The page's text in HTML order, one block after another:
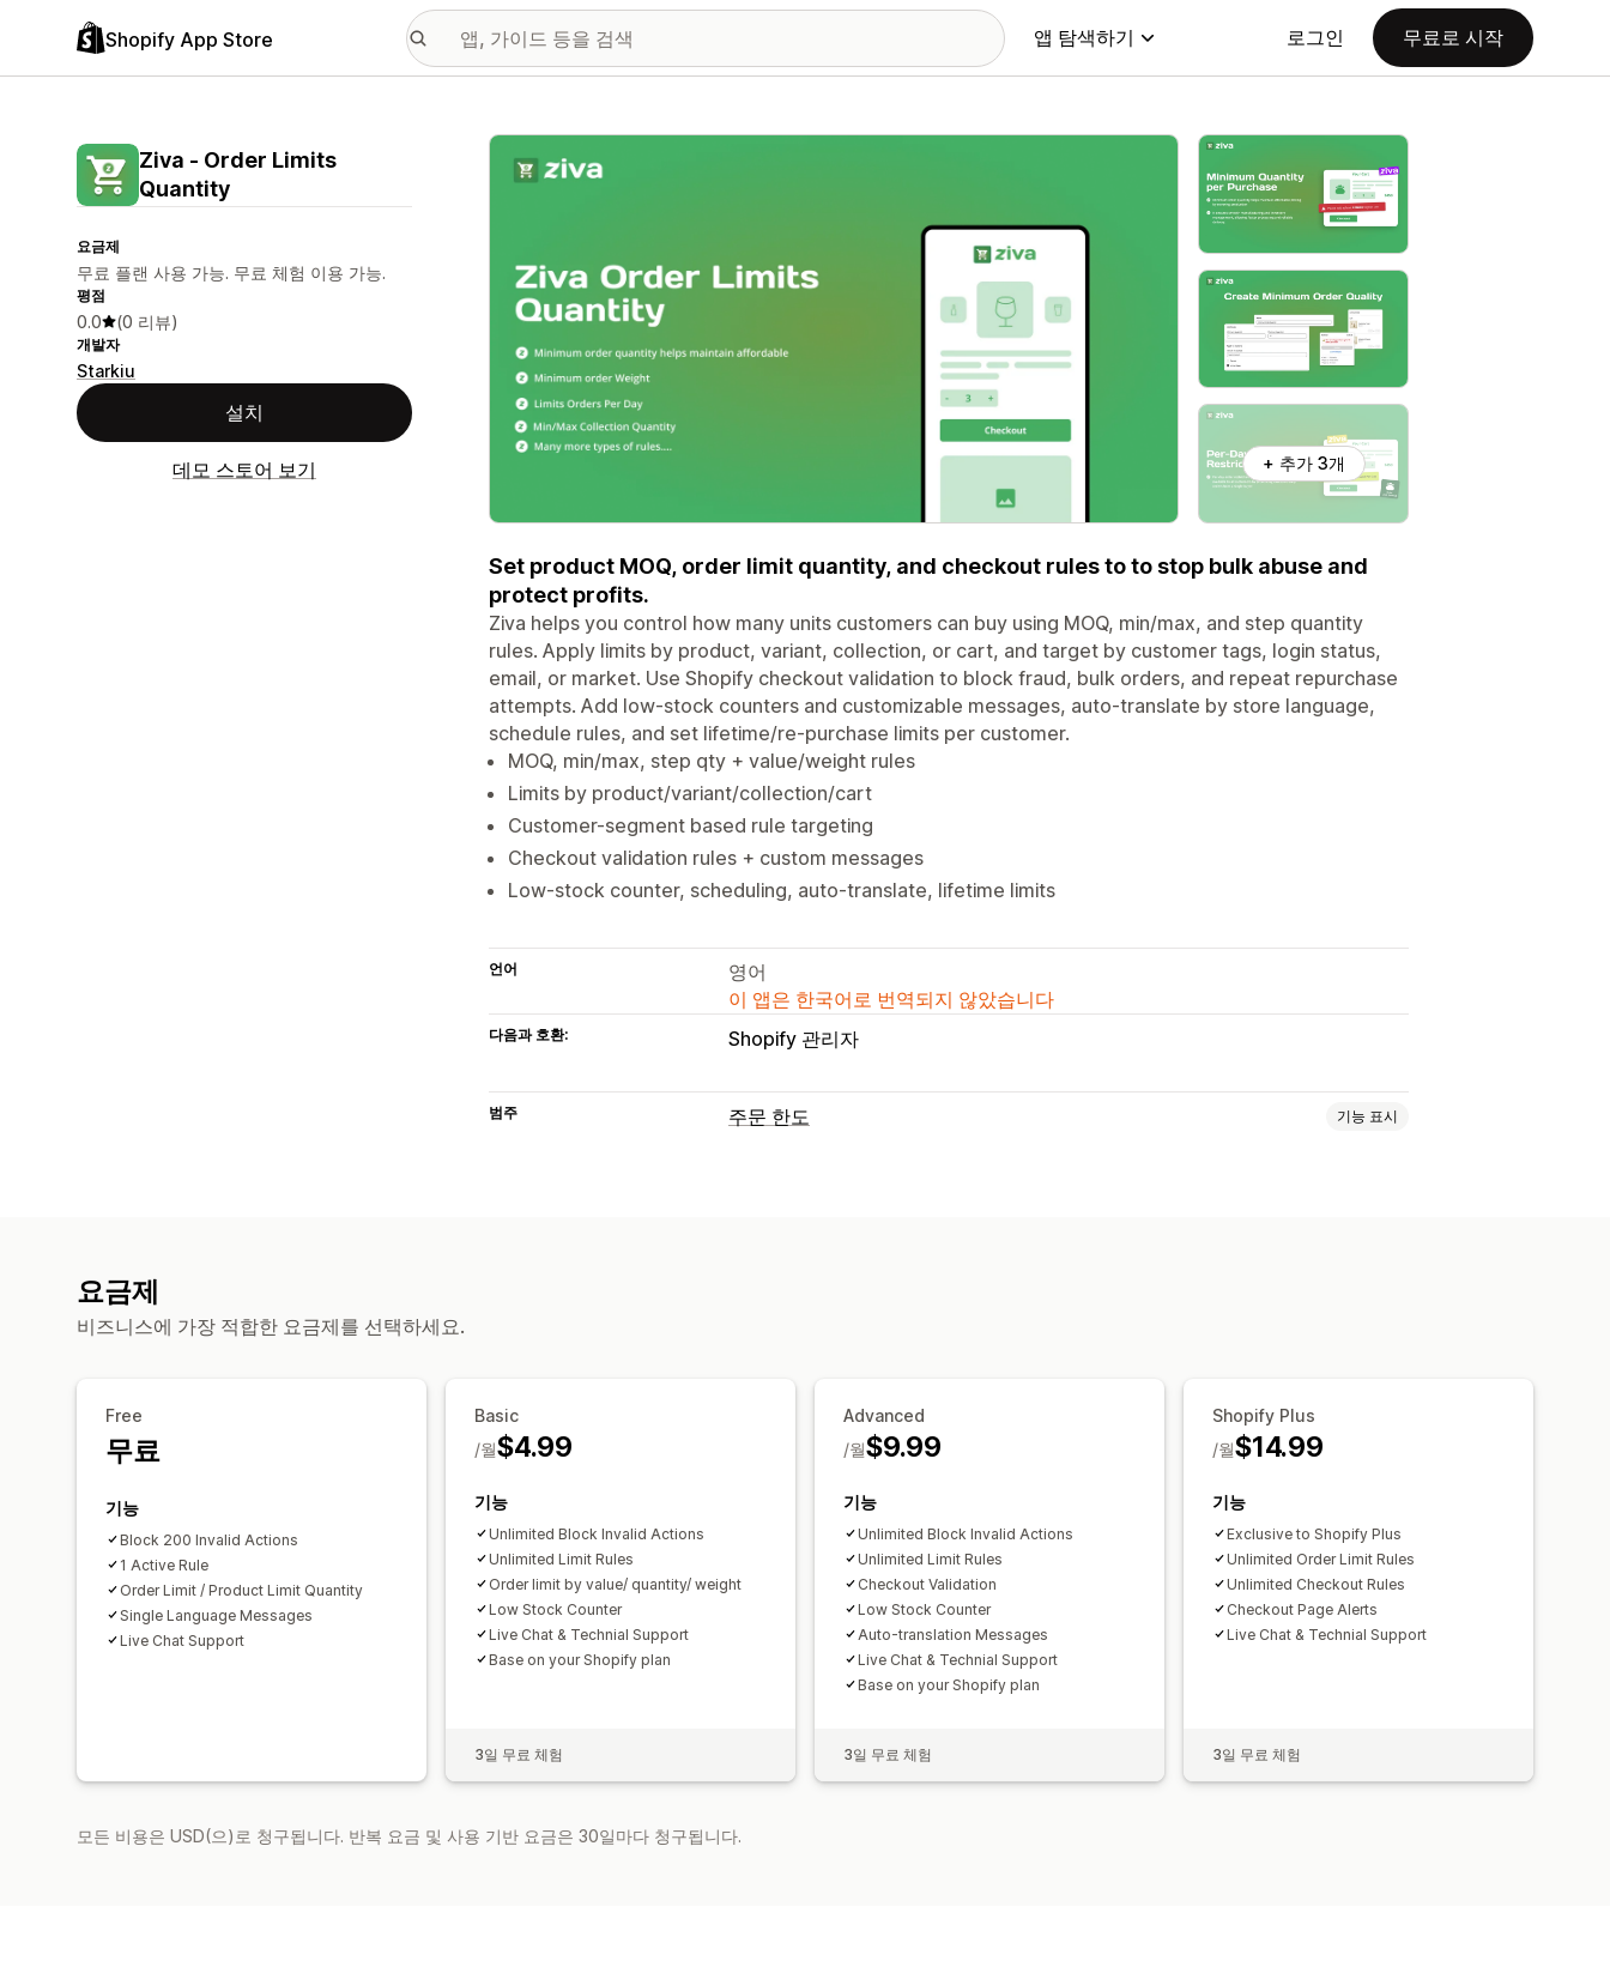
Shopify App Store 앱 탐색하기 로그인 무료로 시작
Ziva ‑ Order Limits
Quantity
요금제
무료 플랜 사용 가능. 무료 체험 이용 가능.
평점
0.0 (0 리뷰)
개발자
Starkiu
설치
데모 스토어 보기
추천 이미지 갤러리
+ 추가 3개
Set product MOQ, order limit quantity, and checkout rules to to stop bulk abuse and
protect profits.
Ziva helps you control how many units customers can buy using MOQ, min/max, and step quantity
rules. Apply limits by product, variant, collection, or cart, and target by customer tags, login status,
email, or market. Use Shopify checkout validation to block fraud, bulk orders, and repeat repurchase
attempts. Add low-stock counters and customizable messages, auto-translate by store language,
schedule rules, and set lifetime/re-purchase limits per customer.
MOQ, min/max, step qty + value/weight rules
Limits by product/variant/collection/cart
Customer-segment based rule targeting
Checkout validation rules + custom messages
Low-stock counter, scheduling, auto-translate, lifetime limits
언어
영어
이 앱은 한국어로 번역되지 않았습니다
다음과 호환: Shopify 관리자
범주 주문 한도 기능 표시
요금제
비즈니스에 가장 적합한 요금제를 선택하세요.
Free
무료
기능
Block 200 Invalid Actions
1 Active Rule
Order Limit / Product Limit Quantity
Single Language Messages
Live Chat Support
Basic
$4.99
/월
기능
Unlimited Block Invalid Actions
Unlimited Limit Rules
Order limit by value/ quantity/ weight
Low Stock Counter
Live Chat & Technial Support
Base on your Shopify plan
3일 무료 체험
Advanced
$9.99
/월
기능
Unlimited Block Invalid Actions
Unlimited Limit Rules
Checkout Validation
Low Stock Counter
Auto-translation Messages
Live Chat & Technial Support
Base on your Shopify plan
3일 무료 체험
Shopify Plus
$14.99
/월
기능
Exclusive to Shopify Plus
Unlimited Order Limit Rules
Unlimited Checkout Rules
Checkout Page Alerts
Live Chat & Technial Support
3일 무료 체험
모든 비용은 USD(으)로 청구됩니다. 반복 요금 및 사용 기반 요금은 30일마다 청구됩니다.